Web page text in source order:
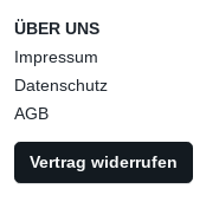
ÜBER UNS
Impressum
Datenschutz
AGB
Vertrag widerrufen